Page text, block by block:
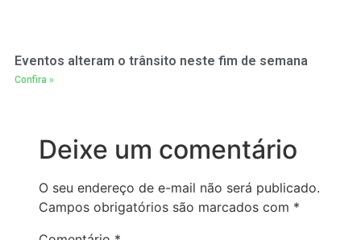
Eventos alteram o trânsito neste fim de semana
Confira »
Deixe um comentário
O seu endereço de e-mail não será publicado.
Campos obrigatórios são marcados com *